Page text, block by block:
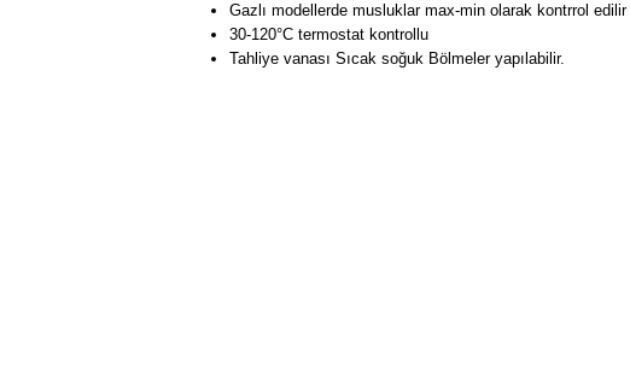
Gazlı modellerde musluklar max-min olarak kontrrol edilir
30-120°C termostat kontrollu
Tahliye vanası Sıcak soğuk Bölmeler yapılabilir.